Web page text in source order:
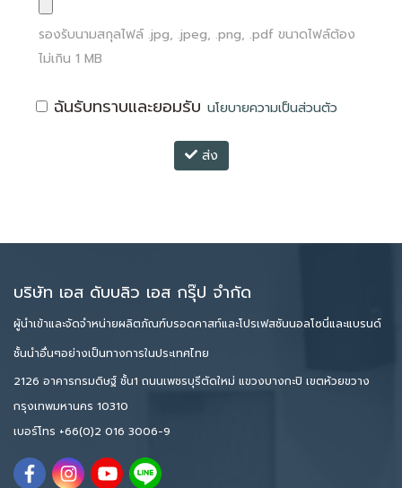
รองรับนามสกุลไฟล์.jpg, .jpeg, .png, .pdf ขนาดไฟล์ต้อง
ไม่เกิน 1 MB
ฉันรับทราบและยอมรับ นโยบายความเป็นส่วนตัว
ส่ง
บริษัท เอส ดับบลิว เอส กรุ๊ป จำกัด
ผู้นำเข้าและจัดจำหน่ายผลิตภัณฑ์บรอดคาสท์และโปรเฟสชันนอลโซนี่และแบรนด์
ชั้นนำอื่นๆอย่างเป็นทางการในประเทศไทย
2126 อาคารกรมดิษฐ์ ชั้น1 ถนนเพชรบุรีตัดใหม่ แขวงบางกะปิ เขตห้วยขวาง
กรุงเทพมหานคร 10310
เบอร์โทร +66(0)2 016 3006-9